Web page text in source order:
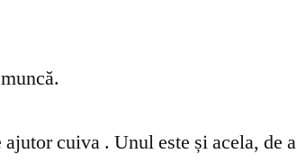
cuiva . Unul este și acela, de a